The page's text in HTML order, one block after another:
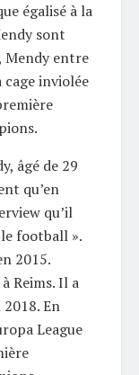
égalisé à la
sont
Mendy entre
cage inviolée
âgé de 29
qu’en
qu’il
football ».
2015.
Reims. Il a
En
League